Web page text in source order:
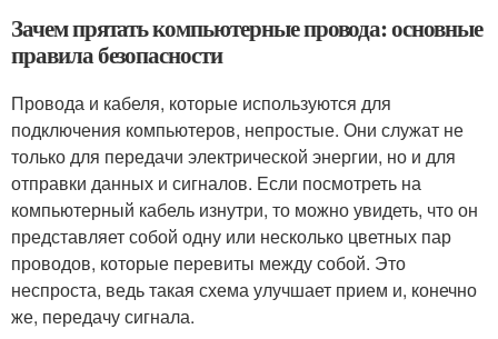
Зачем прятать компьютерные провода: основные
правила безопасности
Провода и кабеля, которые используются для
подключения компьютеров, непростые. Они служат не
только для передачи электрической энергии, но и для
отправки данных и сигналов. Если посмотреть на
компьютерный кабель изнутри, то можно увидеть, что он
представляет собой одну или несколько цветных пар
проводов, которые перевиты между собой. Это
неспроста, ведь такая схема улучшает прием и, конечно
же, передачу сигнала.